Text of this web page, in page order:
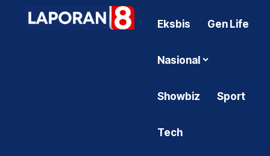
Eksbis Gen Life
Nasional
Showbiz Sport
Tech